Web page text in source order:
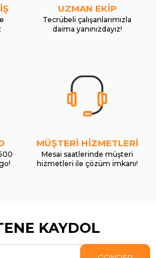
UZMAN EKİP
Tecrübeli çalışanlarımızla
daima yanınızdayız!
MÜŞTERİ HİZMETLERİ
Mesai saatlerinde müşteri
hizmetleri ile çözüm imkanı!
KAYDOL